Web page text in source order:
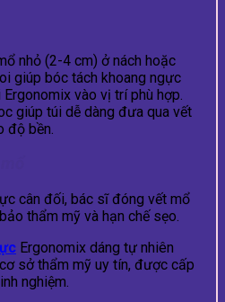
nhỏ (2-4 cm) ở nách hoặc
giúp bóc tách khoang ngực
vào vị trí phù hợp.
giúp túi dễ dàng đưa qua vết
độ bền.
cân đối, bác sĩ đóng vết mổ
thẩm mỹ và hạn chế sẹo.
Ergonomix dáng tự nhiên
sở thẩm mỹ uy tín, được cấp
nghiệm.